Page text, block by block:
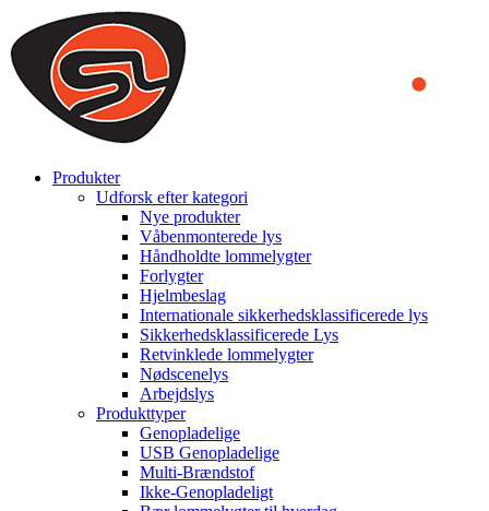
We use cookies to ensure that we provide you the best experience
on our website. By continuing to browse this website, you accept
that cookies are used to help us analyze how the website is used and
to offer you a better experience. To learn more or to find out how
you can disable cookies, you can access our
Produkter
Udforsk efter kategori
Nye produkter
Våbenmonterede lys
Håndholdte lommelygter
Forlygter
Hjelmbeslag
Internationale sikkerhedsklassificerede lys
Sikkerhedsklassificerede Lys
Retvinklede lommelygter
Nødscenelys
Arbejdslys
Produkttyper
Genopladelige
USB Genopladelige
Multi-Brændstof
Ikke-Genopladeligt